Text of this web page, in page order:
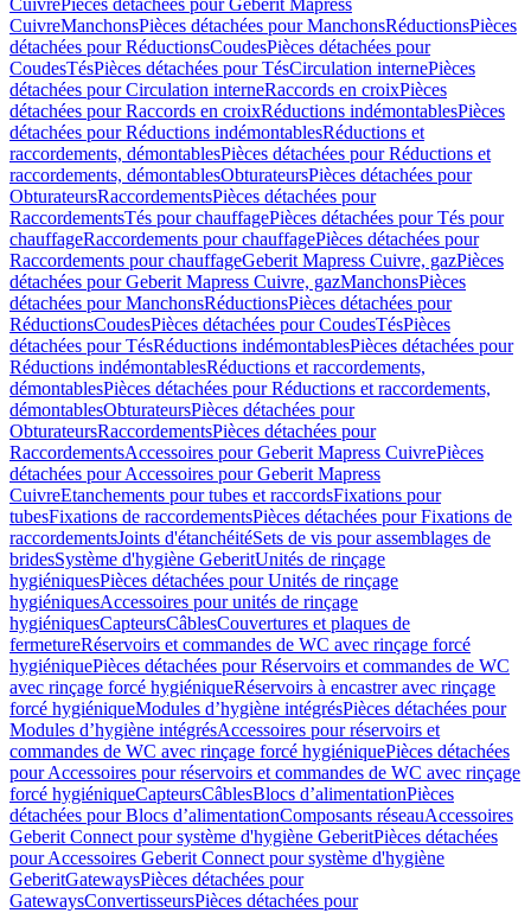
CuivrePièces détachées pour Geberit Mapress
CuivreManchonsPièces détachées pour ManchonsRéductionsPièces
détachées pour RéductionsCoudesPièces détachées pour
CoudesTésPièces détachées pour TésCirculation internePièces
détachées pour Circulation interneRaccords en croixPièces
détachées pour Raccords en croixRéductions indémontablesPièces
détachées pour Réductions indémontablesRéductions et
raccordements, démontablesPièces détachées pour Réductions et
raccordements, démontablesObturateursPièces détachées pour
ObturateursRaccordementsPièces détachées pour
RaccordementsTés pour chauffagePièces détachées pour Tés pour
chauffageRaccordements pour chauffagePièces détachées pour
Raccordements pour chauffageGeberit Mapress Cuivre, gazPièces
détachées pour Geberit Mapress Cuivre, gazManchonsPièces
détachées pour ManchonsRéductionsPièces détachées pour
RéductionsCoudesPièces détachées pour CoudesTésPièces
détachées pour TésRéductions indémontablesPièces détachées pour
Réductions indémontablesRéductions et raccordements,
démontablesPièces détachées pour Réductions et raccordements,
démontablesObturateursPièces détachées pour
ObturateursRaccordementsPièces détachées pour
RaccordementsAccessoires pour Geberit Mapress CuivrePièces
détachées pour Accessoires pour Geberit Mapress
CuivreEtanchements pour tubes et raccordsFixations pour
tubesFixations de raccordementsPièces détachées pour Fixations de
raccordementsJoints d'étanchéitéSets de vis pour assemblages de
bridesSystème d'hygiène GeberitUnités de rinçage
hygiéniquesPièces détachées pour Unités de rinçage
hygiéniquesAccessoires pour unités de rinçage
hygiéniquesCapteursCâblesCouvertures et plaques de
fermetureRéservoirs et commandes de WC avec rinçage forcé
hygiéniquePièces détachées pour Réservoirs et commandes de WC
avec rinçage forcé hygiéniqueRéservoirs à encastrer avec rinçage
forcé hygiéniqueModules d’hygiène intégrésPièces détachées pour
Modules d’hygiène intégrésAccessoires pour réservoirs et
commandes de WC avec rinçage forcé hygiéniquePièces détachées
pour Accessoires pour réservoirs et commandes de WC avec rinçage
forcé hygiéniqueCapteursCâblesBlocs d’alimentationPièces
détachées pour Blocs d’alimentationComposants réseauAccessoires
Geberit Connect pour système d'hygiène GeberitPièces détachées
pour Accessoires Geberit Connect pour système d'hygiène
GeberitGatewaysPièces détachées pour
GatewaysConvertisseursPièces détachées pour